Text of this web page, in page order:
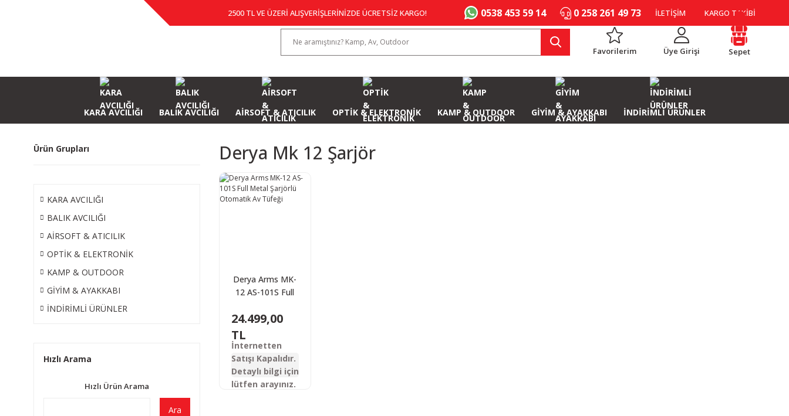
2500 TL VE ÜZERİ ALIŞVERİŞLERİNİZDE ÜCRETSİZ KARGO! 0538 453 59 14 0 258 261 49 73 İLETİŞİM KARGO TAKİBİ
Favorilerim Üye Girişi Sepet
KARA AVCILIĞI BALIK AVCILIĞI AİRSOFT & ATICILIK OPTİK & ELEKTRONİK KAMP & OUTDOOR GİYİM & AYAKKABI İNDİRİMLİ ÜRÜNLER
Ürün Grupları
KARA AVCILIĞI
BALIK AVCILIĞI
AİRSOFT & ATICILIK
OPTİK & ELEKTRONİK
KAMP & OUTDOOR
GİYİM & AYAKKABI
İNDİRİMLİ ÜRÜNLER
Hızlı Arama
Hızlı Ürün Arama
Ara
Derya Mk 12 Şarjör
Derya Arms MK-
12 AS-101S Full
Otomatik Av
24.499,00
TL
İnternetten
Satışı Kapalıdır.
Detaylı bilgi için
lütfen arayınız.